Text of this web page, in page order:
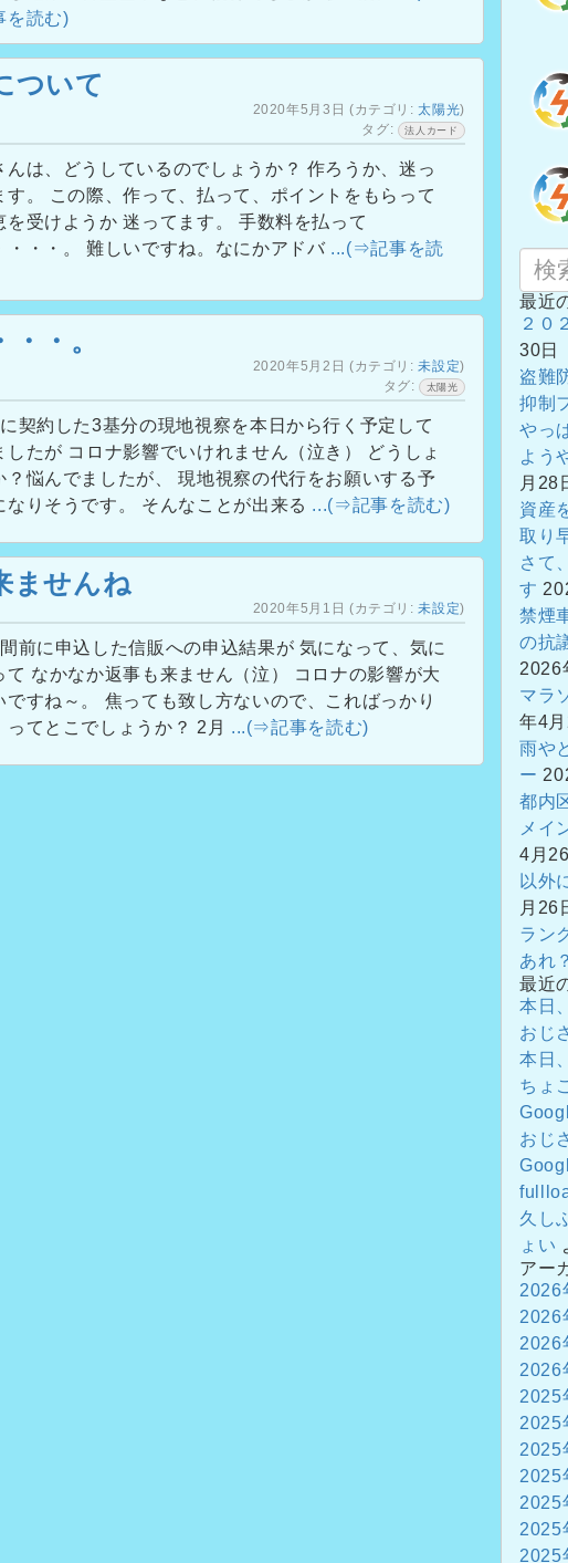
を読む)
ついて
2020年5月3日 (カテゴリ:太陽光)
タグ:
法人カード
んは、どうしているのでしょうか？ 作ろうか、迷っ
す。 この際、作って、払って、ポイントをもらって
を受けようか 迷ってます。 手数料を払って
・・・。 難しいですね。なにかアドバ ...(⇒記事を読
・。
2020年5月2日 (カテゴリ:未設定)
タグ:
太陽光
契約した3基分の現地視察を本日から行く予定して
したが コロナ影響でいけれません（泣き） どうしょ
？悩んでましたが、 現地視察の代行をお願いする予
なりそうです。 そんなことが出来る ...(⇒記事を読む)
ませんね
2020年5月1日 (カテゴリ:未設定)
前に申込した信販への申込結果が 気になって、気に
て なかなか返事も来ません（泣） コロナの影響が大
ですね～。 焦っても致し方ないので、こればっかり
ってとこでしょうか？ 2月 ...(⇒記事を読む)
最近
２０
30日
盗難
抑制
やっ
よう
月28
資産
取り
さて
す
禁煙
の抗
2026
マラ
年4月
雨や
ー
都内
メイ
4月
以外
月26
ラン
あれ？
最近
本日
おじ
本日
ちょ
おじ
久し
ょい
アー
2026
2026
2026
2026
2025
2025
2025
2025
2025
2025
2025